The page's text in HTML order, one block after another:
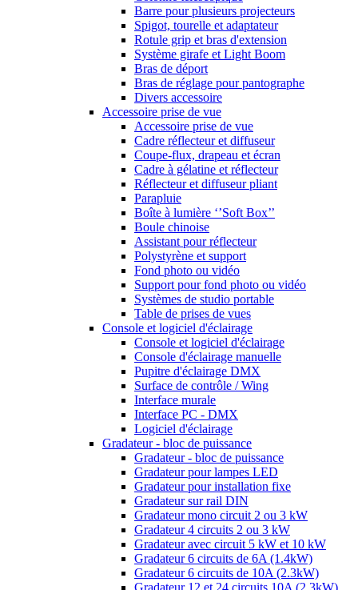
Barre pour plusieurs projecteurs
Spigot, tourelle et adaptateur
Rotule grip et bras d'extension
Système girafe et Light Boom
Bras de déport
Bras de réglage pour pantographe
Divers accessoire
Accessoire prise de vue
Accessoire prise de vue
Cadre réflecteur et diffuseur
Coupe-flux, drapeau et écran
Cadre à gélatine et réflecteur
Réflecteur et diffuseur pliant
Parapluie
Boîte à lumière ‘’Soft Box’’
Boule chinoise
Assistant pour réflecteur
Polystyrène et support
Fond photo ou vidéo
Support pour fond photo ou vidéo
Systèmes de studio portable
Table de prises de vues
Console et logiciel d'éclairage
Console et logiciel d'éclairage
Console d'éclairage manuelle
Pupitre d'éclairage DMX
Surface de contrôle / Wing
Interface murale
Interface PC - DMX
Logiciel d'éclairage
Gradateur - bloc de puissance
Gradateur - bloc de puissance
Gradateur pour lampes LED
Gradateur pour installation fixe
Gradateur sur rail DIN
Gradateur mono circuit 2 ou 3 kW
Gradateur 4 circuits 2 ou 3 kW
Gradateur avec circuit 5 kW et 10 kW
Gradateur 6 circuits de 6A (1.4kW)
Gradateur 6 circuits de 10A (2.3kW)
Gradateur 12 et 24 circuits 10A (2.3kW)